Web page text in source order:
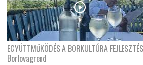
EGYÜTTMŰKÖDÉS A BORKULTÚRA
Borlovagrend